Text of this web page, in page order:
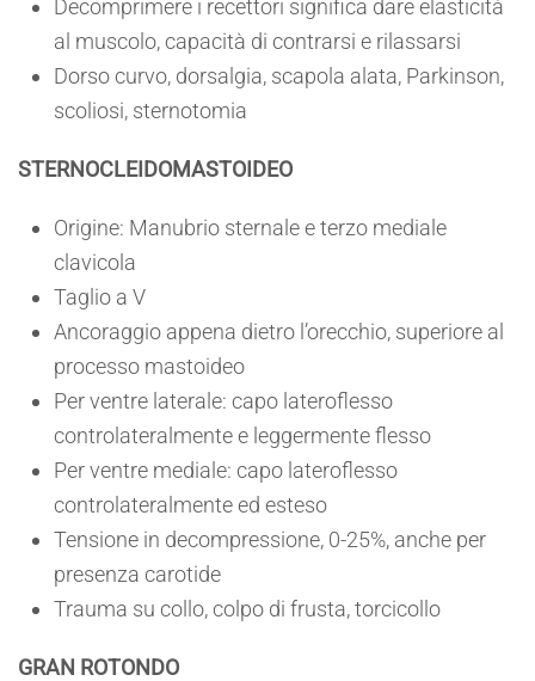
Decomprimere i recettori significa dare elasticità
al muscolo, capacità di contrarsi e rilassarsi
Dorso curvo, dorsalgia, scapola alata, Parkinson,
scoliosi, sternotomia
STERNOCLEIDOMASTOIDEO
Origine: Manubrio sternale e terzo mediale
clavicola
Taglio a V
Ancoraggio appena dietro l’orecchio, superiore al
processo mastoideo
Per ventre laterale: capo lateroflesso
controlateralmente e leggermente flesso
Per ventre mediale: capo lateroflesso
controlateralmente ed esteso
Tensione in decompressione, 0-25%, anche per
presenza carotide
Trauma su collo, colpo di frusta, torcicollo
GRAN ROTONDO